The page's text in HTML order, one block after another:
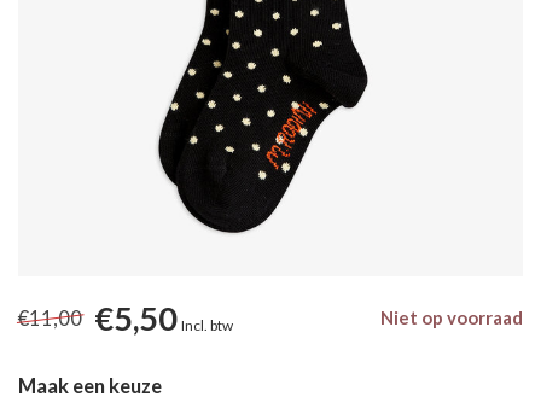
€11,00 €5,50 Incl. btw Niet op voorraad
Maak een keuze